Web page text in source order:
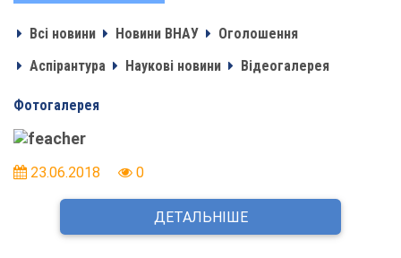
Всі новини Новини ВНАУ
Оголошення
Аспірантура
Наукові новини Відеогалерея
Фотогалерея
23.06.2018 0
ДЕТАЛЬНІШЕ